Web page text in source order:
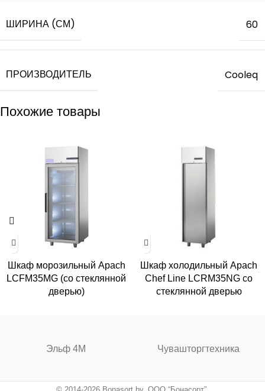
ШИРИНА (СМ) 60
ПРОИЗВОДИТЕЛЬ Cooleq
Похожие товары
Шкаф морозильный Apach
LCFM35MG (со стеклянной
дверью)
Шкаф холодильный Apach
Chef Line LCRM35NG со
стеклянной дверью
Эльф 4М Чувашторгтехника